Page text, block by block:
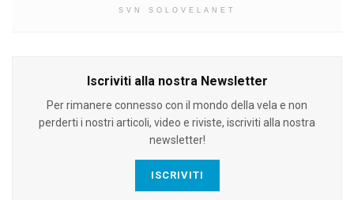
SVN SOLOVELANET
Iscriviti alla nostra Newsletter
Per rimanere connesso con il mondo della vela e non
perderti i nostri articoli, video e riviste, iscriviti alla nostra
newsletter!
ISCRIVITI